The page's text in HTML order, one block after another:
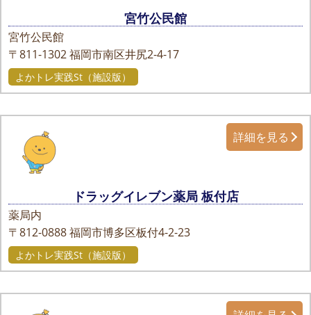
宮竹公民館
宮竹公民館
〒811-1302福岡市南区井尻2-4-17
よかトレ実践St（施設版）
ドラッグイレブン薬局 板付店
薬局内
〒812-0888福岡市博多区板付4-2-23
詳細を見る
よかトレ実践St（施設版）